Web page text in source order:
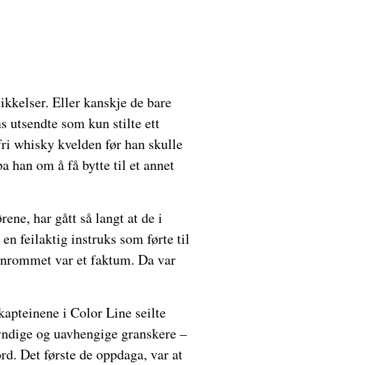
Eller kanskje de bare
utsendte som kun stilte ett
whisky kvelden før han skulle
han om å få bytte til et annet
har gått så langt at de i
en feilaktig instruks som førte til
var et faktum. Da var
i Color Line seilte
og uavhengige granskere –
Det første de oppdaga, var at